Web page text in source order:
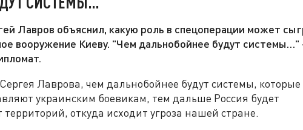
Лавров объяснил, какую роль в спецоперации может
вооружение Киеву. "Чем дальнобойнее будут системы…"
Лаврова, чем дальнобойнее будут системы, которые
украинским боевикам, тем дальше Россия будет
территорий, откуда исходит угроза нашей стране.